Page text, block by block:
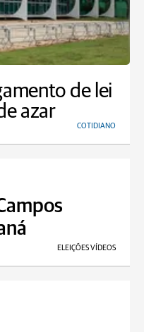
de lei
azar
COTIDIANO
ELEIÇÕES VÍDEOS